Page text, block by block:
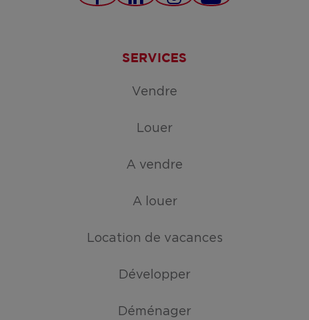
Facebook
LinkedInInstagramYouTube
SERVICES
Vendre
Louer
A vendre
A louer
Location de vacances
Développer
Déménager